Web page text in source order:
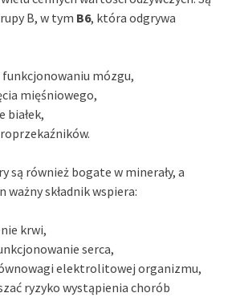
B, w tym B6, która odgrywa
funkcjonowaniu mózgu,
mięśniowego,
białek,
są również bogate w minerały, a
ważny składnik wspiera:
krwi,
serca,
elektrolitowej organizmu,
ryzyko wystąpienia chorób